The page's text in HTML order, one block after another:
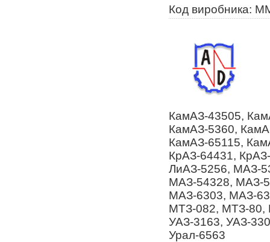
Код виробника:
КамАЗ-43505,
КамАЗ-5360,
КамАЗ-65115,
КрАЗ-64431,
ЛиАЗ-5256, МАЗ-
МАЗ-54328, МАЗ-
МАЗ-6303, МАЗ-
МТЗ-082, МТЗ-80,
УАЗ-3163, УАЗ-
Урал-6563